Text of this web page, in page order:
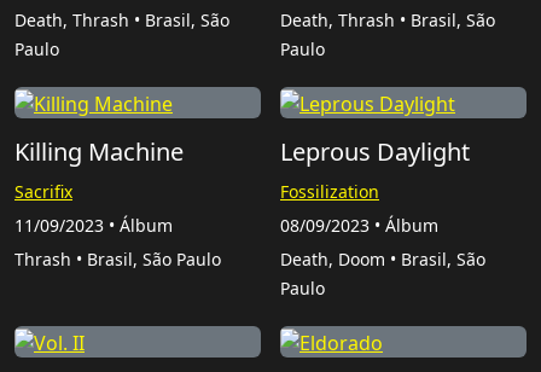
Death, Thrash • Brasil, São
Paulo
Death, Thrash • Brasil, São
Paulo
Killing Machine
Sacrifix
11/09/2023 • Álbum
Thrash • Brasil, São Paulo
Leprous Daylight
Fossilization
08/09/2023 • Álbum
Death, Doom • Brasil, São
Paulo